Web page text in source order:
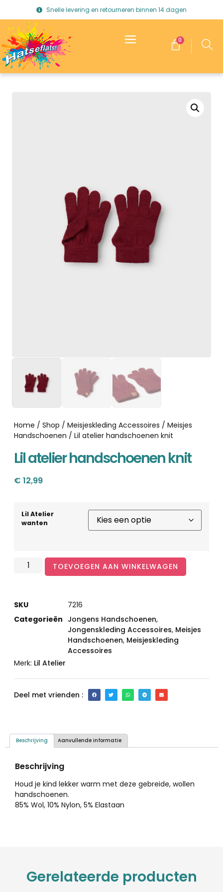
Snelle levering en retourneren binnen 14 dagen
0
Home / Shop / Meisjeskleding Accessoires / Meisjes
Handschoenen / Lil atelier handschoenen knit
Lil atelier handschoenen knit
€ 12,99
Lil Atelier
wanten
TOEVOEGEN AAN WINKELWAGEN
SKU
7216
Categorieën Jongens Handschoenen,
Jongenskleding Accessoires, Meisjes
Handschoenen, Meisjeskleding
Accessoires
Merk: Lil Atelier
Deel met vrienden :
Beschrijving Aanvullende informatie
Beschrijving
Houd je kind lekker warm met deze gebreide, wollen
handschoenen.
85% Wol, 10% Nylon, 5% Elastaan
Gerelateerde producten